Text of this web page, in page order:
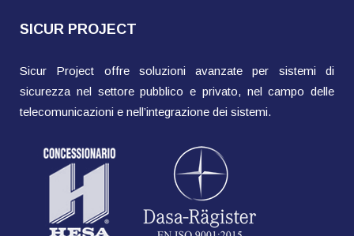
SICUR PROJECT
Sicur Project offre soluzioni avanzate per sistemi di
sicurezza nel settore pubblico e privato, nel campo delle
telecomunicazioni e nell’integrazione dei sistemi.